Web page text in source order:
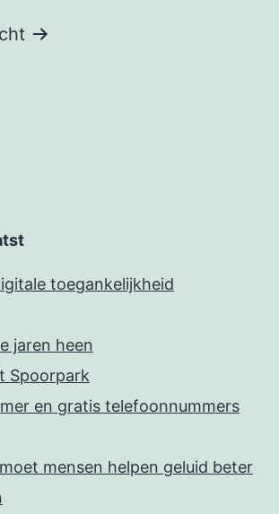
toegankelijkheid
jaren heen
Spoorpark
en gratis telefoonnummers
moet mensen helpen geluid beter